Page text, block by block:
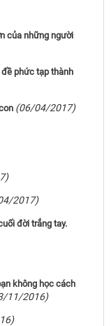
của những người
đề phức tạp thành
(06/04/2017)
2017)
đời trắng tay.
không học cách
11/2016)